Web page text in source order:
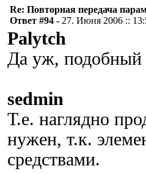
Re: Повторная передача
Ответ #94 - 27. Июня 2006 ::
Palytch
Да уж, подобный
sedmin
Т.е. наглядно
нужен, т.к.
средствами.